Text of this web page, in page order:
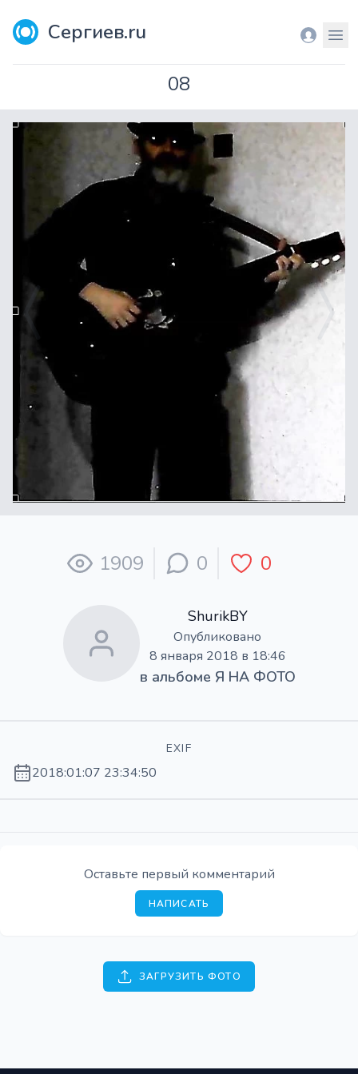
Сергиев.ru Вход
08
1909 0 0
ShurikBY
Опубликовано
8 января 2018 в 18:46
в альбоме Я НА ФОТО
EXIF
2018:01:07 23:34:50
Оставьте первый комментарий
НАПИСАТЬ
ЗАГРУЗИТЬ ФОТО